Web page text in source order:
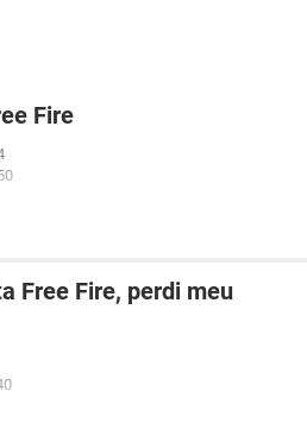
Fire
Free Fire, perdi meu